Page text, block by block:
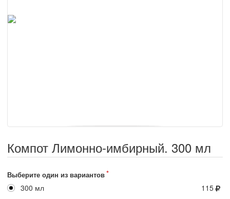
Компот Лимонно-имбирный. 300 мл
Выберите один из вариантов
300 мл 115